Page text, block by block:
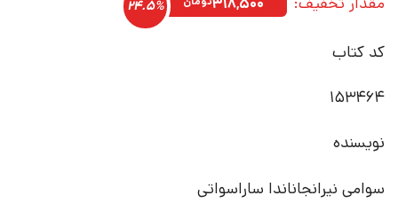
۱,۳۰۰,۰۰۰تومان ۳۱۸,۵۰۰ 24.5%
کد کتاب
153464
نویسنده
سوامی نیرانجاناندا ساراسواتی